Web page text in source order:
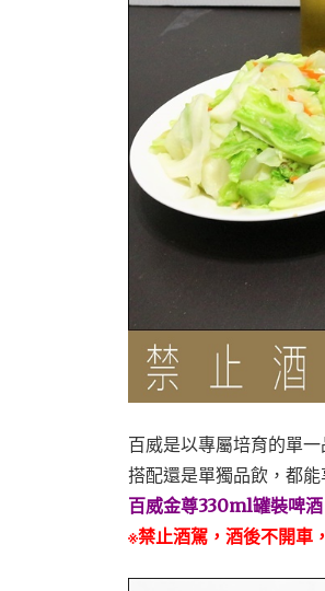
百威是以專屬培育的單
搭配還是單獨品飲，都能
百威金尊330ml罐裝啤酒
※禁止酒駕，酒後不開車